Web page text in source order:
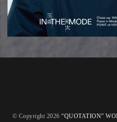
© Copyright 2026 “QUOTATION”